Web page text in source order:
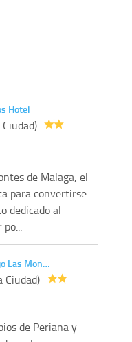
Hotel
de Malaga, el
para convertirse
dedicado al
Las Mon…
Ciudad)
de Periana y